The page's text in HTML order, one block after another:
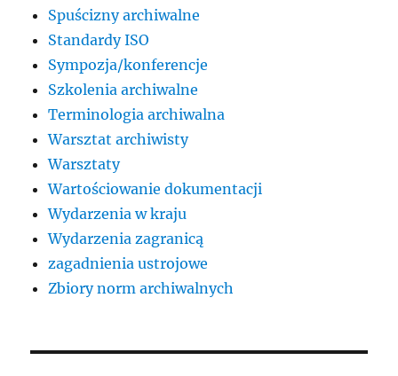
Spuścizny archiwalne
Standardy ISO
Sympozja/konferencje
Szkolenia archiwalne
Terminologia archiwalna
Warsztat archiwisty
Warsztaty
Wartościowanie dokumentacji
Wydarzenia w kraju
Wydarzenia zagranicą
zagadnienia ustrojowe
Zbiory norm archiwalnych